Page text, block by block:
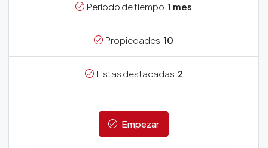
Periodo de tiempo:1 mes
Propiedades:10
Listas destacadas:2
Empezar